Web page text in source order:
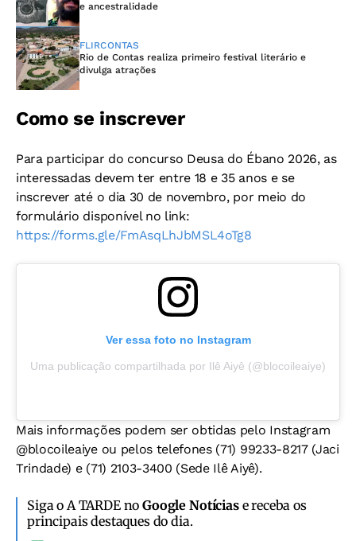
e ancestralidade
FLIRCONTAS
Rio de Contas realiza primeiro festival literário e
divulga atrações
Como se inscrever
Para participar do concurso Deusa do Ébano 2026, as
interessadas devem ter entre 18 e 35 anos e se
inscrever até o dia 30 de novembro, por meio do
formulário disponível no link:
https://forms.gle/FmAsqLhJbMSL4oTg8
Ver essa foto no Instagram
Uma publicação compartilhada por Ilê Aiyê (@blocoileaiye)
Mais informações podem ser obtidas pelo Instagram
@blocoileaiye ou pelos telefones (71) 99233-8217 (Jaci
Trindade) e (71) 2103-3400 (Sede Ilê Aiyê).
Siga o A TARDE noGoogle Notíciase receba os
principais destaques do dia.